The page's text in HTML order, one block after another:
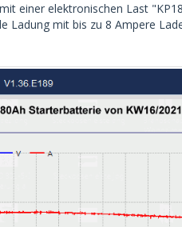
einer elektronischen Last
Ladung mit bis zu 8 Ampere